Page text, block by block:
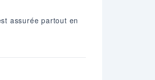
assurée partout en